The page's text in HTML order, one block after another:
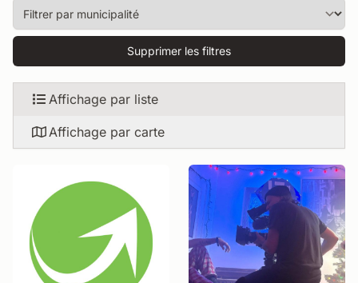
Supprimer les filtres
Affichage par liste
Affichage par carte